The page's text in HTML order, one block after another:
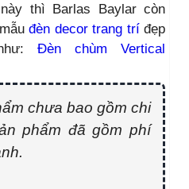
thì Barlas Baylar còn
đèn decor trang tríđẹp
Đèn chùm Vertical
chưa bao gồm chi
phẩm đã gồm phí